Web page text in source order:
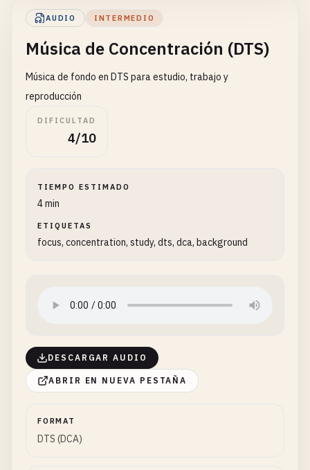
AUDIO INTERMEDIO
Música de Concentración (DTS)
Música de fondo en DTS para estudio, trabajo y
reproducción
DIFICULTAD
4/10
TIEMPO ESTIMADO
4 min
ETIQUETAS
focus, concentration, study, dts, dca, background
DESCARGAR AUDIO
ABRIR EN NUEVA PESTAÑA
FORMAT
DTS (DCA)